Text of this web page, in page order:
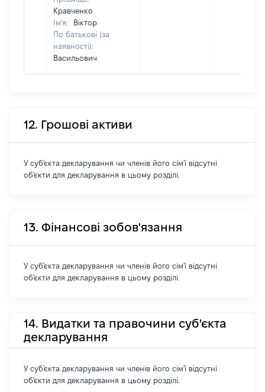
Кравченко
Ім'я:
Віктор
По батькові (за
наявності):
Васильович
12. Грошові активи
У суб'єкта декларування чи членів його сім'ї відсутні
об'єкти для декларування в цьому розділі.
13. Фінансові зобов'язання
У суб'єкта декларування чи членів його сім'ї відсутні
об'єкти для декларування в цьому розділі.
14. Видатки та правочини суб'єкта
декларування
У суб'єкта декларування чи членів його сім'ї відсутні
об'єкти для декларування в цьому розділі.